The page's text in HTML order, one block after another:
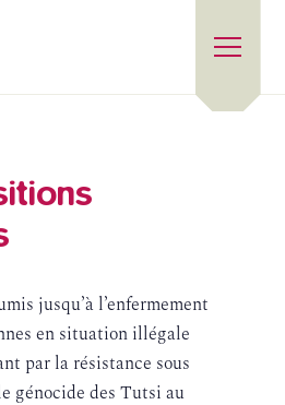
jusqu’à l’enfermement
en situation illégale
par la résistance sous
génocide des Tutsi au